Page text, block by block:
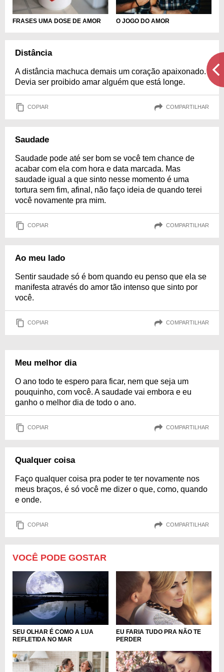
FRASES UMA DOSE DE AMOR O JOGO DO AMOR
Distância
A distância machuca demais um coração apaixonado.
Devia ser proibido amar alguém que está longe.
COPIAR COMPARTILHAR
Saudade
Saudade pode até ser bom se você tem chance de
acabar com ela com hora e data marcada. Mas
saudade igual a que sinto nesse momento é uma
tortura sem fim, afinal, não faço ideia de quando terei
você novamente pra mim.
COPIAR COMPARTILHAR
Ao meu lado
Sentir saudade só é bom quando eu penso que ela se
manifesta através do amor tão intenso que sinto por
você.
COPIAR COMPARTILHAR
Meu melhor dia
O ano todo te espero para ficar, nem que seja um
pouquinho, com você. A saudade vai embora e eu
ganho o melhor dia de todo o ano.
COPIAR COMPARTILHAR
Qualquer coisa
Faço qualquer coisa pra poder te ter novamente nos
meus braços, é só você me dizer o que, como, quando
e onde.
COPIAR COMPARTILHAR
VOCÊ PODE GOSTAR
SEU OLHAR É COMO A LUA
REFLETIDA NO MAR
EU FARIA TUDO PRA NÃO TE
PERDER